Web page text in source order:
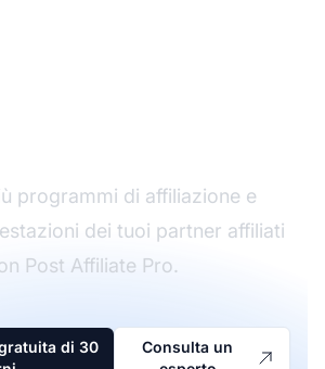
programmi di affiliazione e
dei tuoi partner affiliati
Post Affiliate Pro.
di 30
Consulta un